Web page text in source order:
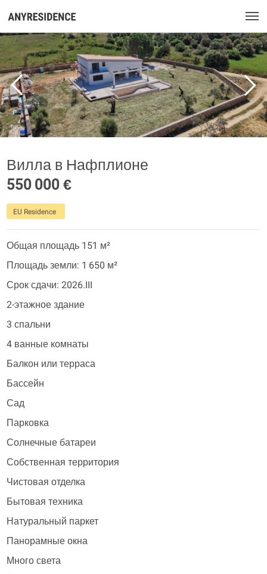
Вилла в Нафплионе
550 000 €
EU Residence
Общая площадь 151 м²
Площадь земли: 1 650 м²
Срок сдачи: 2026.III
2-этажное здание
3 спальни
4 ванные комнаты
Балкон или терраса
Бассейн
Сад
Парковка
Солнечные батареи
Собственная территория
Чистовая отделка
Бытовая техника
Натуральный паркет
Панорамные окна
Много света